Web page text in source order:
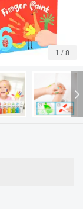
1 /8